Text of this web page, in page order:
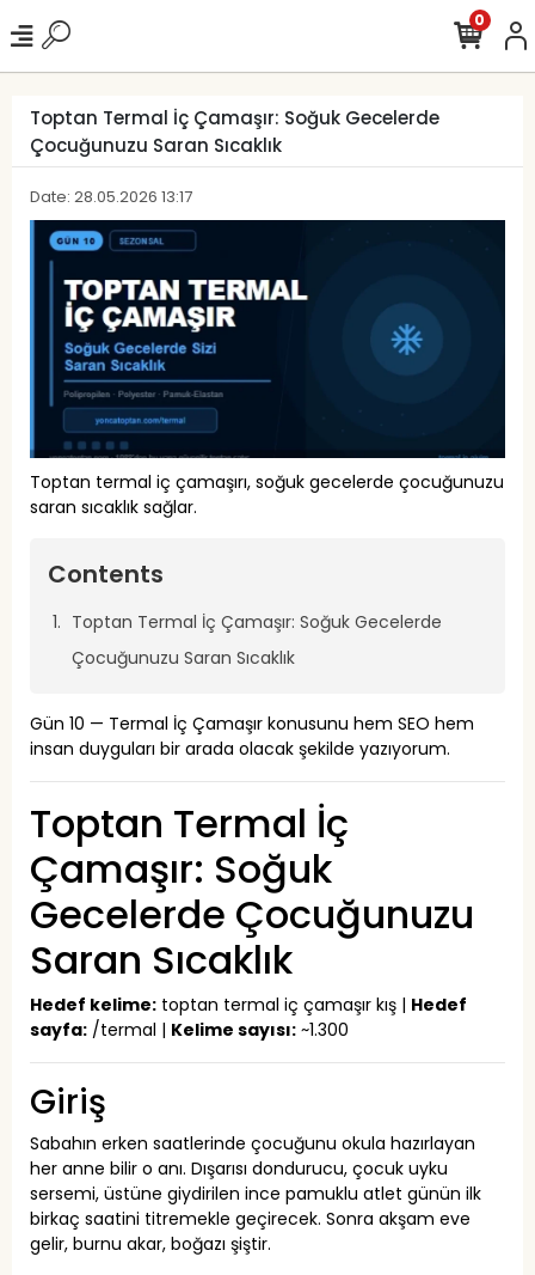
0
Toptan Termal İç Çamaşır: Soğuk Gecelerde
Çocuğunuzu Saran Sıcaklık
Date: 28.05.2026 13:17
Toptan termal iç çamaşırı, soğuk gecelerde çocuğunuzu
saran sıcaklık sağlar.
Contents
Toptan Termal İç Çamaşır: Soğuk Gecelerde
Çocuğunuzu Saran Sıcaklık
Gün 10 — Termal İç Çamaşır konusunu hem SEO hem
insan duyguları bir arada olacak şekilde yazıyorum.
Toptan Termal İç
Çamaşır: Soğuk
Gecelerde Çocuğunuzu
Saran Sıcaklık
Hedef kelime: toptan termal iç çamaşır kış | Hedef
sayfa: /termal | Kelime sayısı: ~1.300
Giriş
Sabahın erken saatlerinde çocuğunu okula hazırlayan
her anne bilir o anı. Dışarısı dondurucu, çocuk uyku
sersemi, üstüne giydirilen ince pamuklu atlet günün ilk
birkaç saatini titremekle geçirecek. Sonra akşam eve
gelir, burnu akar, boğazı şiştir.